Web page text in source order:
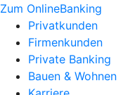
Zum OnlineBanking
Privatkunden
Firmenkunden
Private Banking
Bauen & Wohnen